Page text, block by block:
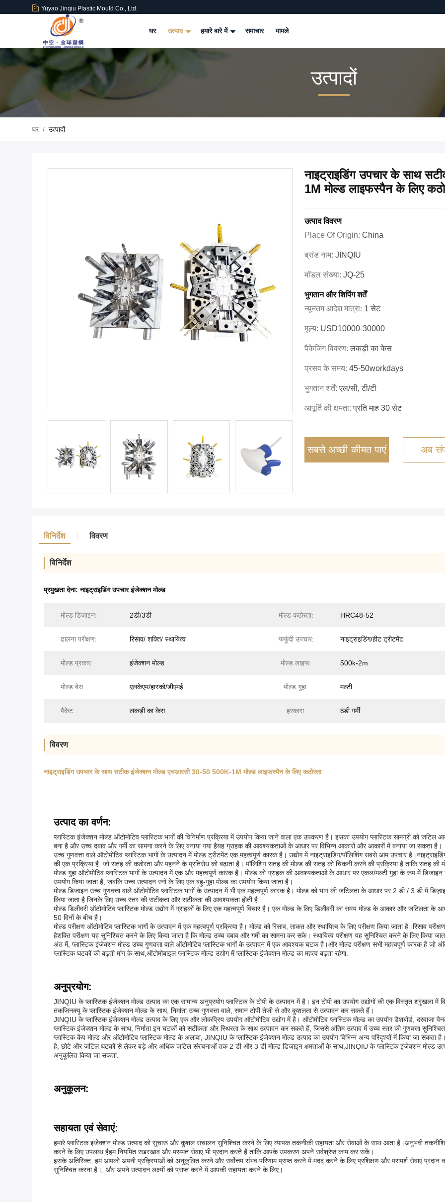
Yuyao Jinqiu Plastic Mould Co., Ltd.
घर उत्पाद हमारे बारे में समाचार मामले
उत्पादों
घर / उत्पादों
नाइट्राइडिंग उपचार के साथ
1M मोल्ड लाइफस्पैन के लिए
उत्पाद विवरण
Place Of Origin: China
ब्रांड नाम: JINQIU
मॉडल संख्या: JQ-25
भुगतान और शिपिंग शर्तें
न्यूनतम आदेश मात्रा: 1 सेट
मूल्य: USD10000-30000
पैकेजिंग विवरण:लकड़ी का केस
प्रसव के समय: 45-50workdays
भुगतान शर्तें:एल/सी, टी/टी
आपूर्ति की क्षमता:प्रति माह 30 सेट
सबसे अच्छी कीमत पाएं अब
विनिर्देश विवरण
विनिर्देश
प्रमुखता देना:नाइट्राइडिंग उपचार इंजेक्शन मोल्ड
मोल्ड डिजाइन: 2डी/3डी मोल्ड कठोरता: HRC48-52
ढालना परीक्षण: रिसाव/ शक्ति/ स्थायित्व फफूंदी उपचार: नाइट्राइडिंग/हीट ट्रीटमेंट
मोल्ड प्रकार: इंजेक्शन मोल्ड मोल्ड लाइफ: 500k-2m
मोल्ड बेस: एलकेएम/हास्को/डीएमई मोल्ड गुहा: मल्टी
पैकेट: लकड़ी का केस हरकारा: ठंडी गर्मी
विवरण
नाइट्राइडिंग उपचार के साथ सटीक इंजेक्शन मोल्ड एचआरसी 30-50 500K-1M मोल्ड लाइफस्पैन के लिए कठोरता
उत्पाद का वर्णन:
प्लास्टिक इंजेक्शन मोल्ड ऑटोमोटिव प्लास्टिक भागों की विनिर्माण प्रक्रिया में उपयोग किया जाने वाला एक उपकरण है। इसका उपयोग प्लास्टिक सामग्री को
बना है और उच्च दबाव और गर्मी का सामना करने के लिए बनाया गया हैयह ग्राहक की आवश्यकताओं के आधार पर विभिन्न आकारों और आकारों में बनाया जा सकता है।
उच्च गुणवत्ता वाले ऑटोमोटिव प्लास्टिक भागों के उत्पादन में मोल्ड ट्रीटमेंट एक महत्वपूर्ण कारक है। उद्योग में नाइट्राइडिंग/पॉलिशिंग सबसे आम उपचार
की एक प्रक्रिया है, जो सतह की कठोरता और पहनने के प्रतिरोध को बढ़ाता है। पॉलिशिंग सतह की मोल्ड की सतह को चिकनी करने की प्रक्रिया है ताकि सतह
मोल्ड गुहा ऑटोमोटिव प्लास्टिक भागों के उत्पादन में एक और महत्वपूर्ण कारक है। मोल्ड को ग्राहक की आवश्यकताओं के आधार पर एकल/मल्टी गुहा के रूप में
उपयोग किया जाता है, जबकि उच्च उत्पादन रनों के लिए एक बहु-गुहा मोल्ड का उपयोग किया जाता है।
मोल्ड डिजाइन उच्च गुणवत्ता वाले ऑटोमोटिव प्लास्टिक भागों के उत्पादन में भी एक महत्वपूर्ण कारक है। मोल्ड को भाग की जटिलता के आधार पर 2 डी / 3 डी में
किया जाता है जिनके लिए उच्च स्तर की सटीकता और सटीकता की आवश्यकता होती है.
मोल्ड डिलीवरी ऑटोमोटिव प्लास्टिक मोल्ड उद्योग में ग्राहकों के लिए एक महत्वपूर्ण विचार है। एक मोल्ड के लिए डिलीवरी का समय मोल्ड के आकार और जटिलता के
50 दिनों के बीच है।
मोल्ड परीक्षण ऑटोमोटिव प्लास्टिक भागों के उत्पादन में एक महत्वपूर्ण प्रक्रिया है। मोल्ड को रिसाव, ताकत और स्थायित्व के लिए परीक्षण किया जाता है।रिसाव
हैशक्ति परीक्षण यह सुनिश्चित करने के लिए किया जाता है कि मोल्ड उच्च दबाव और गर्मी का सामना कर सके। स्थायित्व परीक्षण यह सुनिश्चित करने के लिए किया
अंत में, प्लास्टिक इंजेक्शन मोल्ड उच्च गुणवत्ता वाले ऑटोमोटिव प्लास्टिक भागों के उत्पादन में एक आवश्यक घटक है।और मोल्ड परीक्षण सभी महत्वपूर्ण कारक हैं जो
प्लास्टिक घटकों की बढ़ती मांग के साथ,ऑटोमोबाइल प्लास्टिक मोल्ड उद्योग में प्लास्टिक इंजेक्शन मोल्ड का महत्व बढ़ता रहेगा.
अनुप्रयोग:
JINQIU के प्लास्टिक इंजेक्शन मोल्ड उत्पाद का एक सामान्य अनुप्रयोग प्लास्टिक के टोपी के उत्पादन में है। इन टोपी का उपयोग उद्योगों की एक विस्तृत श्रृंखला में
तकजिनक्यू के प्लास्टिक इंजेक्शन मोल्ड के साथ, निर्माता उच्च गुणवत्ता वाले, समान टोपी तेजी से और कुशलता से उत्पादन कर सकते हैं।
JINQIU के प्लास्टिक इंजेक्शन मोल्ड उत्पाद के लिए एक और लोकप्रिय उपयोग ऑटोमोटिव उद्योग में है। ऑटोमोटिव प्लास्टिक मोल्ड का उपयोग डैशबोर्ड, दरवाजा
प्लास्टिक इंजेक्शन मोल्ड के साथ, निर्माता इन घटकों को सटीकता और स्थिरता के साथ उत्पादन कर सकते हैं, जिससे अंतिम उत्पाद में उच्च स्तर की गुणवत्ता सुनिश्चित
प्लास्टिक कैप मोल्ड और ऑटोमोटिव प्लास्टिक मोल्ड के अलावा, JINQIU के प्लास्टिक इंजेक्शन मोल्ड उत्पाद का उपयोग विभिन्न अन्य परिदृश्यों में किया जा सकता
है, छोटे और जटिल घटकों से लेकर बड़े और अधिक जटिल संरचनाओं तक 2 डी और 3 डी मोल्ड डिजाइन क्षमताओं के साथ,JINQIU के प्लास्टिक इंजेक्शन मोल्ड
अनुकूलित किया जा सकता.
अनुकूलन:
सहायता एवं सेवाएं:
हमारे प्लास्टिक इंजेक्शन मोल्ड उत्पाद को सुचारू और कुशल संचालन सुनिश्चित करने के लिए व्यापक तकनीकी सहायता और सेवाओं के साथ आता है।अनुभवी
करने के लिए उपलब्ध हैहम नियमित रखरखाव और मरम्मत सेवाएं भी प्रदान करते हैं ताकि आपके उपकरण अपने सर्वश्रेष्ठ काम कर सकें।
इसके अतिरिक्त, हम आपको अपनी प्रक्रियाओं को अनुकूलित करने और सर्वोत्तम संभव परिणाम प्राप्त करने में मदद करने के लिए प्रशिक्षण और परामर्श सेवाएं प्रदान
सुनिश्चित करना है।, और अपने उत्पादन लक्ष्यों को प्राप्त करने में आपकी सहायता करने के लिए।